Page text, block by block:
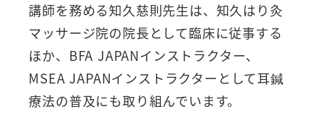
講師を務める知久慈則先生は、知久はり灸
マッサージ院の院長として臨床に従事する
ほか、BFA JAPANインストラクター、
MSEA JAPANインストラクターとして耳鍼
療法の普及にも取り組んでいます。